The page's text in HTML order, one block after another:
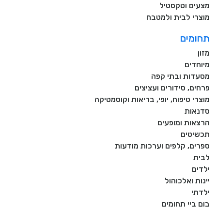
מצעים וטקסטיל
מוצרי לבית ולמטבח
תחומים
מזון
מיוחדים
מסעדות ובתי קפה
פרחים, סידורים ועציצים
מוצרי טיפוח, יופי, בריאות וקוסמטיקה
סדנאות
הרצאות ומופעים
תכשיטים
ספרים, קלפים וערכות מודעות
לבית
ילדים
יינות ואלכוהול
ילדתי
בום ביי תחומים